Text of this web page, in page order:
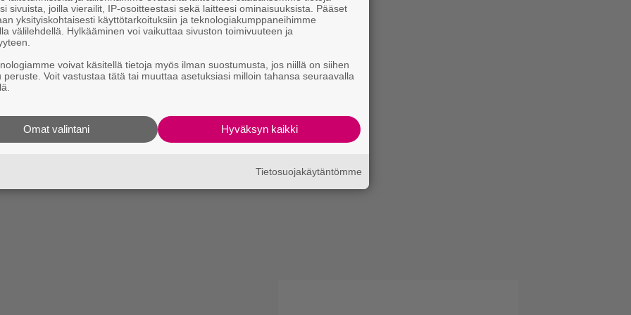
Mars, BFMV, Simple Minds ja
sivuista, joilla vierailit, IP-osoitteestasi sekä laitteesi ominaisuuksista. Pääset
yksityiskohtaisesti käyttötarkoituksiin ja teknologiakumppaneihimme
välilehdellä. Hylkääminen voi vaikuttaa sivuston toimivuuteen ja
voivat käsitellä tietoja myös ilman suostumusta, jos niillä on siihen
peruste. Voit vastustaa tätä tai muuttaa asetuksiasi milloin tahansa seuraavalla
Hyväksyn kaikki
Omat valintani
Tietosuojakäytäntömme